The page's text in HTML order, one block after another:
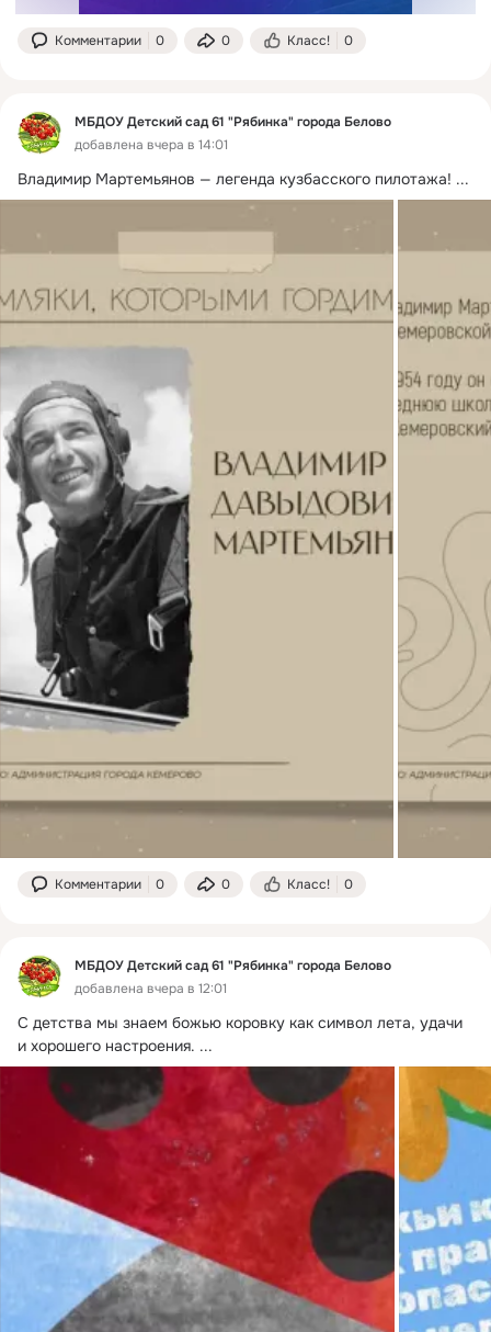
Комментарии 0 0 Класс! 0
МБДОУ Детский сад 61 "Рябинка" города Белово
добавлена вчера в 14:01
Владимир Мартемьянов — легенда кузбасского пилотажа! ...
Комментарии 0 0 Класс! 0
МБДОУ Детский сад 61 "Рябинка" города Белово
добавлена вчера в 12:01
С детства мы знаем божью коровку как символ лета, удачи
и хорошего настроения. ...